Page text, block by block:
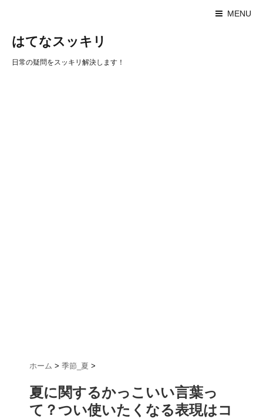
MENU
はてなスッキリ
日常の疑問をスッキリ解決します！
ホーム > 季節_夏 >
夏に関するかっこいい言葉っ
て？つい使いたくなる表現はコ